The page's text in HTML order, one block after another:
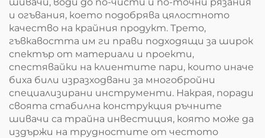
и огъвания, което подобрява цялостното
качество на крайния продукт. Трето,
гъвкавостта им ги прави подходящи за широк
спектър от материали и проекти,
спестявайки на клиентите пари, които иначе
биха били изразходвани за многобройни
специализирани инструменти. Накрая, поради
своята стабилна конструкция ръчните
шивачи са трайна инвестиция, която може да
издържи на трудностите от честото